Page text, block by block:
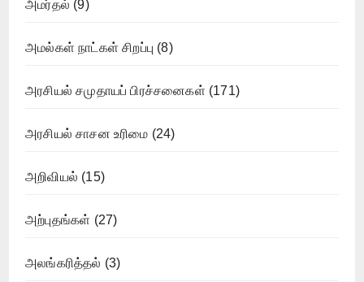
அமர்தல் (9)
அமல்கள் நாட்கள் சிறப்பு (8)
அரசியல் சமுதாயப் பிரச்சனைகள் (171)
அரசியல் சாசன உரிமை (24)
அறிவியல் (15)
அற்புதங்கள் (27)
அலங்கரித்தல் (3)